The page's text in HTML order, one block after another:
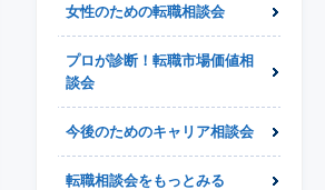
女性のための転職相談会
プロが診断！転職市場価値相
談会
今後のためのキャリア相談会
転職相談会をもっとみる